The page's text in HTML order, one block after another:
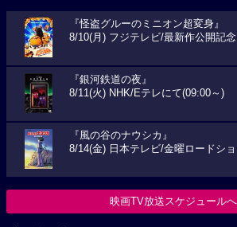
『怪盗グルーのミニオン超変身』
8/10(月) フジテレビ/最新作公開記
『銀河鉄道の夜』
8/11(火) NHK/Eテレにて(09:00～)
『風の谷のナウシカ』
8/14(金) 日本テレビ/金曜ロードシ
映画TV放送スケジュールへ